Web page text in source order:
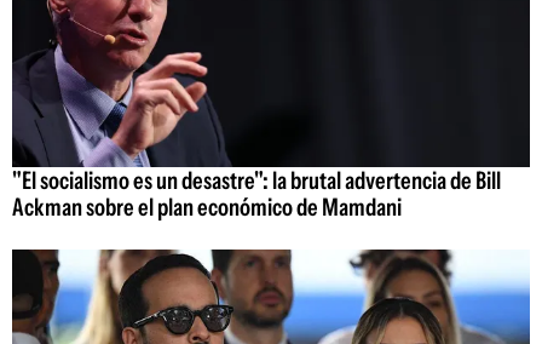
"El socialismo es un desastre": la brutal advertencia de Bill
Ackman sobre el plan económico de Mamdani